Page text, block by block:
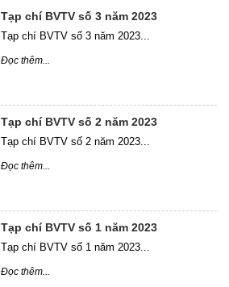
Tạp chí BVTV số 3 năm 2023
Tạp chí BVTV số 3 năm 2023...
Đọc thêm...
Tạp chí BVTV số 2 năm 2023
Tạp chí BVTV số 2 năm 2023...
Đọc thêm...
Tạp chí BVTV số 1 năm 2023
Tạp chí BVTV số 1 năm 2023...
Đọc thêm...